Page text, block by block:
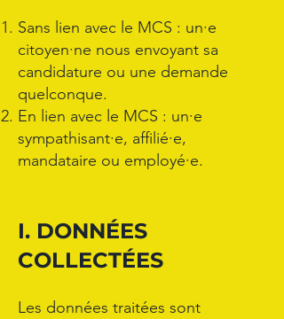
Sans lien avec le MCS : un·e
citoyen·ne nous envoyant sa
candidature ou une demande
quelconque.
En lien avec le MCS : un·e
sympathisant·e, affilié·e,
mandataire ou employé·e.
I. DONNÉES
COLLECTÉES
Les données traitées sont